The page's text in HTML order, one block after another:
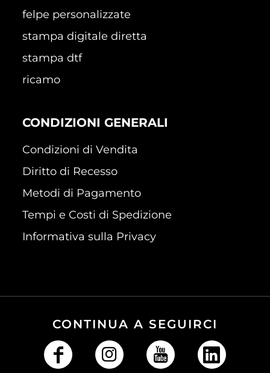
felpe personalizzate
stampa digitale diretta
stampa dtf
ricamo
CONDIZIONI GENERALI
Condizioni di Vendita
Diritto di Recesso
Metodi di Pagamento
Tempi e Costi di Spedizione
Informativa sulla Privacy
CONTINUA A SEGUIRCI